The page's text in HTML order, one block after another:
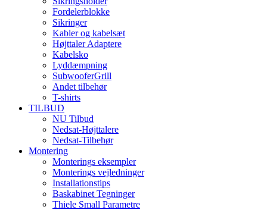
Fordelerblokke
Sikringer
Kabler og kabelsæt
Højttaler Adaptere
Kabelsko
Lyddæmpning
SubwooferGrill
Andet tilbehør
T-shirts
TILBUD
NU Tilbud
Nedsat-Højttalere
Nedsat-Tilbehør
Montering
Monterings eksempler
Monterings vejledninger
Installationstips
Baskabinet Tegninger
Thiele Small Parametre